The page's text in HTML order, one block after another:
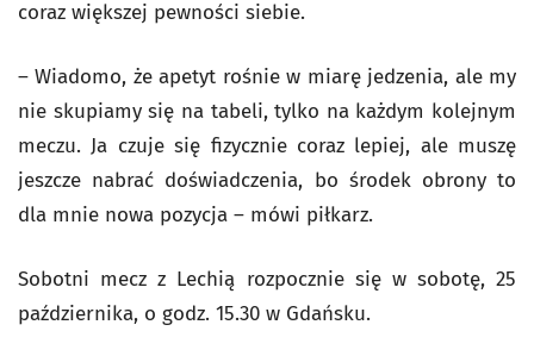
coraz większej pewności siebie.
– Wiadomo, że apetyt rośnie w miarę jedzenia, ale my
nie skupiamy się na tabeli, tylko na każdym kolejnym
meczu. Ja czuje się fizycznie coraz lepiej, ale muszę
jeszcze nabrać doświadczenia, bo środek obrony to
dla mnie nowa pozycja – mówi piłkarz.
Sobotni mecz z Lechią rozpocznie się w sobotę, 25
października, o godz. 15.30 w Gdańsku.